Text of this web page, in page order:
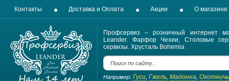
Контакты Доставка и Оплата Акции О магазине
Профсервиз – розничный интернет
Leander. Фарфор Чехии, Столовые
сервизы. Хрусталь Bohemia
Например: Гуси Гжель Мадонна